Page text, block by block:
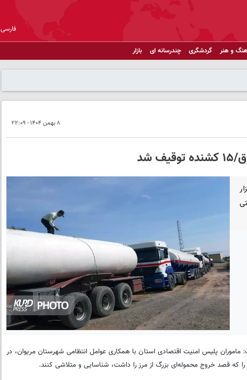
فارسی
و هنر گردشگری چندرسانه ای بازار
۸ بهمن ۱۴۰۴ - ۲۲:۰۹
کردستان از کشف ۴۰۰ هزار
پلیس امنیت اقتصادی استان با همکاری عوامل انتظامی شهرستان مریوان، در
که قصد خروج محموله‌ای بزرگ از مرز را داشت، شناسایی و متلاشی کنند.